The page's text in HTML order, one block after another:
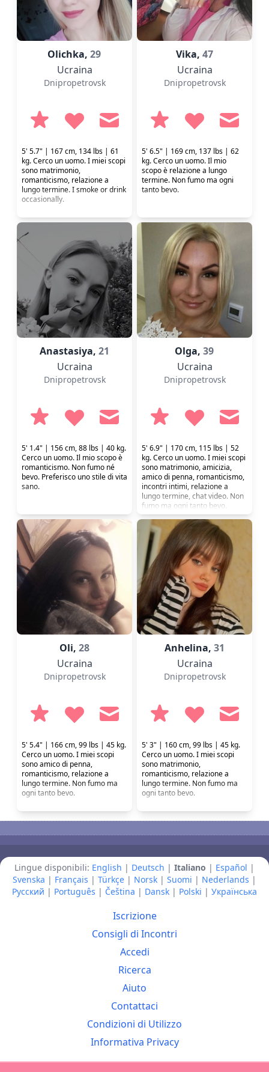
Olіchka,29
Ucraina
Dnipropetrovsk
5' 5.7" | 167 cm, 134 lbs | 61
kg. Cerco un uomo. I miei scopi
sono matrimonio,
romanticismo, relazione a
lungo termine. I smoke or drink
occasionally.
Vіka, 47
Ucraina
Dnipropetrovsk
5' 6.5" | 169 cm, 137 lbs | 62
kg. Cerco un uomo. Il mio
scopo è relazione a lungo
termine. Non fumo ma ogni
tanto bevo.
Anastasiya, 21
Ucraina
Dnipropetrovsk
5' 1.4" | 156 cm, 88 lbs | 40 kg.
Cerco un uomo. Il mio scopo è
romanticismo. Non fumo né
bevo. Preferisco uno stile di vita
sano.
Olga,39
Ucraina
Dnipropetrovsk
5' 6.9" | 170 cm, 115 lbs | 52
kg. Cerco un uomo. I miei scopi
sono matrimonio, amicizia,
amico di penna, romanticismo,
incontri intimi, relazione a
lungo termine, chat video. Non
fumo ma ogni tanto bevo.
Oli, 28
Ucraina
Dnipropetrovsk
5' 5.4" | 166 cm, 99 lbs | 45 kg.
Cerco un uomo. I miei scopi
sono amico di penna,
romanticismo, relazione a
lungo termine. Non fumo ma
ogni tanto bevo.
Anhelina, 31
Ucraina
Dnipropetrovsk
5' 3" | 160 cm, 99 lbs | 45 kg.
Cerco un uomo. I miei scopi
sono matrimonio,
romanticismo, relazione a
lungo termine. Non fumo ma
ogni tanto bevo.
Lingue disponibili: English | Deutsch | Italiano | Español |
Svenska | Français | Türkçe | Norsk | Suomi | Nederlands |
Русский | Português | Čeština | Dansk | Polski | Українська
Iscrizione
Consigli di Incontri
Accedi
Ricerca
Aiuto
Contattaci
Condizioni di Utilizzo
Informativa Privacy